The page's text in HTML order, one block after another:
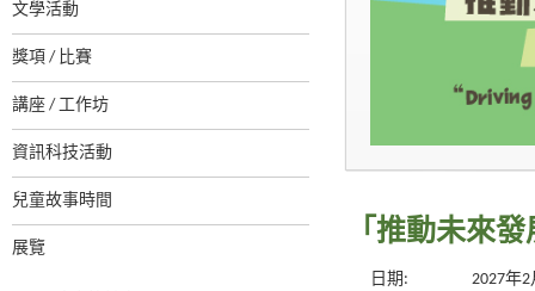
文學活動
獎項 / 比賽
講座 / 工作坊
資訊科技活動
兒童故事時間
展覽
「推動未來
日期:
2027年